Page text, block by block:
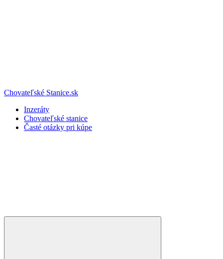
Chovateľské Stanice.sk
Inzeráty
Chovateľské stanice
Časté otázky pri kúpe